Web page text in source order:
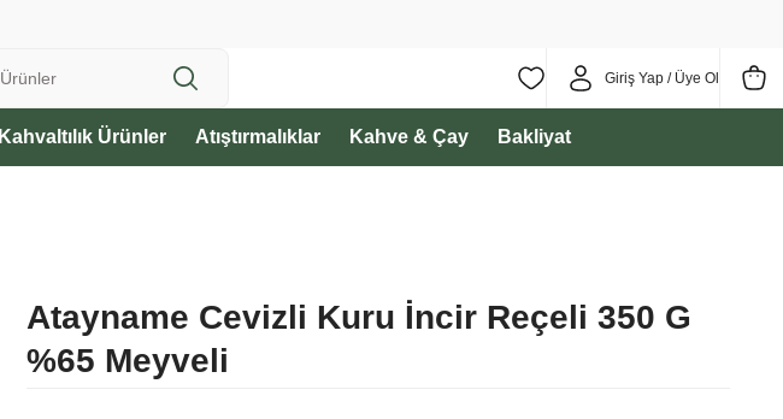
Giriş Yap / Üye Ol
Kahvaltılık Ürünler Atıştırmalıklar Kahve & Çay Bakliyat
Atayname Cevizli Kuru İncir Reçeli 350 G
%65 Meyveli